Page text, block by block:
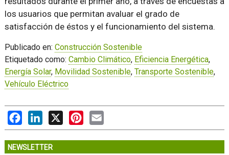
los usuarios que permitan avaluar el grado de
satisfacción de éstos y el funcionamiento del sistema.
Publicado en: Construcción Sostenible
Etiquetado como: Cambio Climático, Eficiencia Energética,
Energía Solar, Movilidad Sostenible, Transporte Sostenible,
Vehículo Eléctrico
FacebookLinkedIn
X PinterestEmail
NEWSLETTER